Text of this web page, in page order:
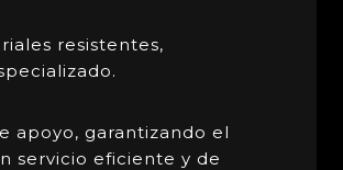
resistentes,
apoyo, garantizando el
servicio eficiente y de